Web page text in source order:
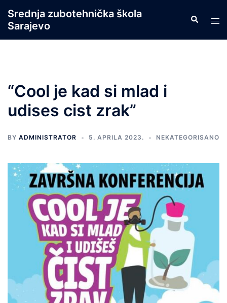
content
Srednja zubotehnička škola
Sarajevo
Search
“Cool je kad si mlad i
udises cist zrak”
BY ADMINISTRATOR 5. APRILA 2023. NEKATEGORISANO